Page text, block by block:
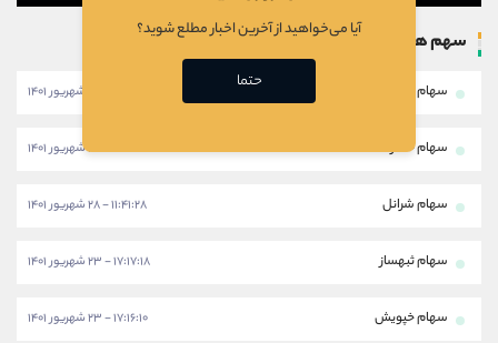
سهم های بروزرسانی شده
سهام خبهمن
سهام خکار ۱۱:۴۳:۵۸ - ۲۸ شهریور ۱۴۰۱
سهام شرانل ۱۱:۴۱:۲۸ - ۲۸ شهریور ۱۴۰۱
سهام ثبهساز ۱۷:۱۷:۱۸ - ۲۳ شهریور ۱۴۰۱
سهام خپویش ۱۷:۱۶:۱۰ - ۲۳ شهریور ۱۴۰۱
آیا می‌خواهید از آخرین اخبار مطلع شوید؟
حتما